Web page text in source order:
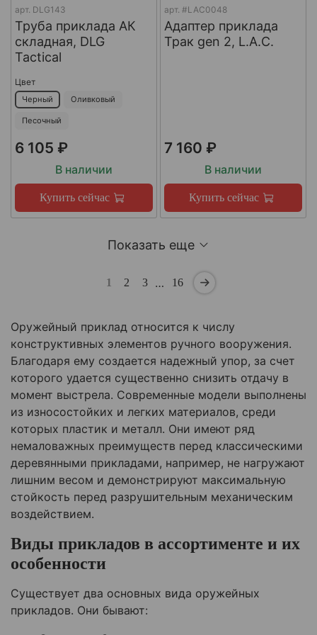
арт. DLG143
Труба приклада АК
складная, DLG
Tactical
Цвет
Черный Оливковый
Песочный
6 105 ₽
В наличии
Купить сейчас
арт. #LAC0048
Адаптер приклада
Трак gen 2, L.A.C.
7 160 ₽
В наличии
Купить сейчас
Показать еще
1 2 3 … 16
Оружейный приклад относится к числу
конструктивных элементов ручного вооружения.
Благодаря ему создается надежный упор, за счет
которого удается существенно снизить отдачу в
момент выстрела. Современные модели выполнены
из износостойких и легких материалов, среди
которых пластик и металл. Они имеют ряд
немаловажных преимуществ перед классическими
деревянными прикладами, например, не нагружают
лишним весом и демонстрируют максимальную
стойкость перед разрушительным механическим
воздействием.
Виды прикладов в ассортименте и их
особенности
Существует два основных вида оружейных
прикладов. Они бывают: